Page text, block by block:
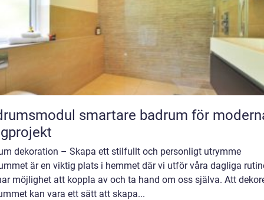
smartare badrum för moderna
dekoration – Skapa ett stilfullt och personligt utrymme
är en viktig plats i hemmet där vi utför våra dagliga
möjlighet att koppla av och ta hand om oss själva. Att
kan vara ett sätt att skapa...